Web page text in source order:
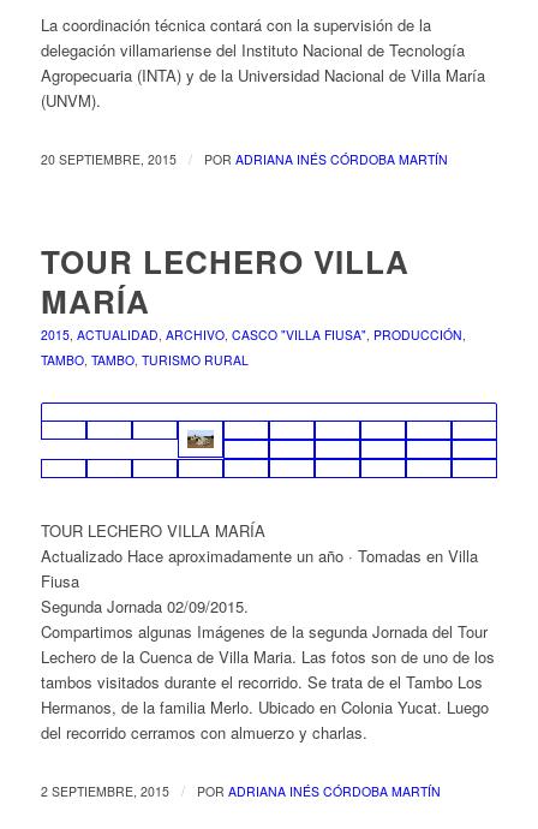
La coordinación técnica contará con la supervisión de la
delegación villamariense del Instituto Nacional de Tecnología
Agropecuaria (INTA) y de la Universidad Nacional de Villa María
(UNVM).
20 SEPTIEMBRE, 2015 / POR ADRIANA INÉS CÓRDOBA MARTÍN
TOUR LECHERO VILLA
MARÍA
2015, ACTUALIDAD, ARCHIVO, CASCO "VILLA FIUSA", PRODUCCIÓN,
TAMBO, TAMBO, TURISMO RURAL
TOUR LECHERO VILLA MARÍA
Actualizado Hace aproximadamente un año · Tomadas en Villa
Fiusa
Segunda Jornada 02/09/2015.
Compartimos algunas Imágenes de la segunda Jornada del Tour
Lechero de la Cuenca de Villa Maria. Las fotos son de uno de los
tambos visitados durante el recorrido. Se trata de el Tambo Los
Hermanos, de la familia Merlo. Ubicado en Colonia Yucat. Luego
del recorrido cerramos con almuerzo y charlas.
2 SEPTIEMBRE, 2015 / POR ADRIANA INÉS CÓRDOBA MARTÍN